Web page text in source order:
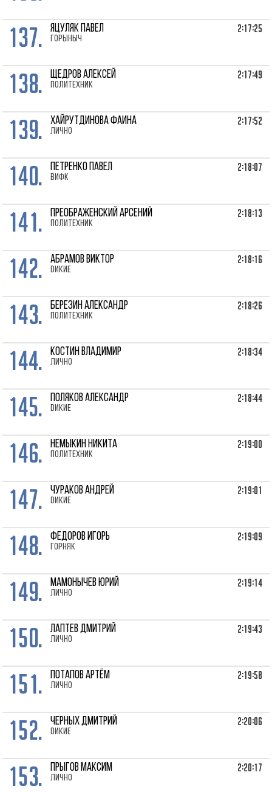
137.
ЯЦУЛЯК Павел
Горыныч
2:17:25
138. ЩЕДРОВ Алексей
Политехник
2:17:49
139. ХАЙРУТДИНОВА Фаина
лично
2:17:52
140. ПЕТРЕНКО Павел
ВИФК
2:18:07
141. ПРЕОБРАЖЕНСКИЙ Арсений
Политехник
2:18:13
142. АБРАМОВ Виктор
Dикие
2:18:16
143. БЕРЕЗИН Александр
Политехник
2:18:26
144. КОСТИН Владимир
лично
2:18:34
145. ПОЛЯКОВ Александр
Dикие
2:18:44
146. НЕМЫКИН Никита
Политехник
2:19:00
147. ЧУРАКОВ Андрей
Dикие
2:19:01
148. ФЕДОРОВ Игорь
Горняк
2:19:09
149. МАМОНЫЧЕВ Юрий
лично
2:19:14
150. ЛАПТЕВ Дмитрий
лично
2:19:43
151. ПОТАПОВ Артём
лично
2:19:58
152. ЧЕРНЫХ Дмитрий
Dикие
2:20:06
153. ПРЫГОВ Максим
лично
2:20:17